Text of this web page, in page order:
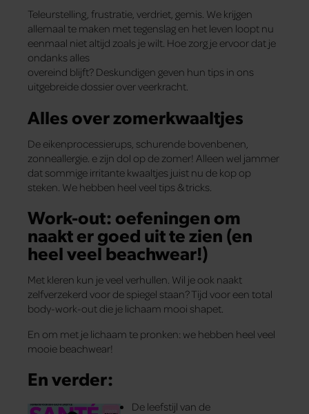
Teleurstelling, frustratie, verdriet, gemis. We krijgen
allemaal te maken met tegenslag en het leven loopt nu
eenmaal niet altijd zoals je wilt. Hoe zorg je ervoor dat je
ondanks alles
overeind blijft? Deskundigen geven hun tips in ons
uitgebreide dossier over veerkracht.
Alles over zomerkwaaltjes
De eikenprocessierups, schurende bovenbenen,
zonneallergie. e zijn dol op de zomer! Alleen wel jammer
dat sommige irritante kwaaltjes juist nu de kop op
steken. We hebben heel veel tips & tricks.
Work-out: oefeningen om
naakt er goed uit te zien (en
heel veel beachwear!)
Met kleren kun je veel verhullen. Wil je ook naakt
zelfverzekerd voor de spiegel staan? Tijd voor een total
body-work-out die je lichaam mooi shapet.
En om met je lichaam te pronken: we hebben heel veel
mooie beachwear!
En verder:
De leefstijl van de